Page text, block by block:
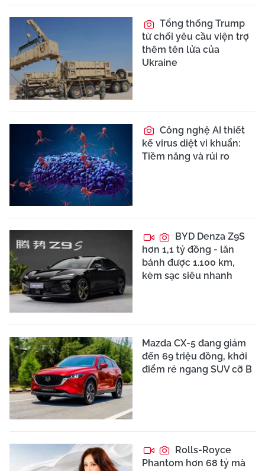
Tổng thống Trump
từ chối yêu cầu viện trợ
thêm tên lửa của
Ukraine
Công nghệ AI thiết
kế virus diệt vi khuẩn:
Tiềm năng và rủi ro
BYD Denza Z9S
hơn 1,1 tỷ đồng - lăn
bánh được 1.100 km,
kèm sạc siêu nhanh
Mazda CX-5 đang giảm
đến 69 triệu đồng, khởi
điểm rẻ ngang SUV cỡ B
Rolls-Royce
Phantom hơn 68 tỷ mà